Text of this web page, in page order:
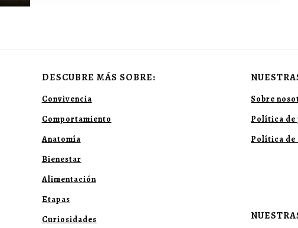
DESCUBRE MÁS SOBRE:
Convivencia
Comportamiento
Anatomía
Bienestar
Alimentación
Etapas
Curiosidades
Sobre
Política
Política de